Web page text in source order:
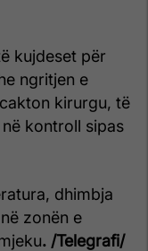
kujdeset për
ngritjen e
kirurgu, të
kontroll sipas
dhimbja
zonën e
. /Telegrafi/